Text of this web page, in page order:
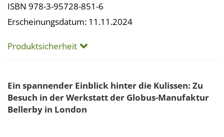
ISBN 978-3-95728-851-6
Erscheinungsdatum: 11.11.2024
Produktsicherheit
Ein spannender Einblick hinter die Kulissen: Zu
Besuch in der Werkstatt der Globus-Manufaktur
Bellerby in London